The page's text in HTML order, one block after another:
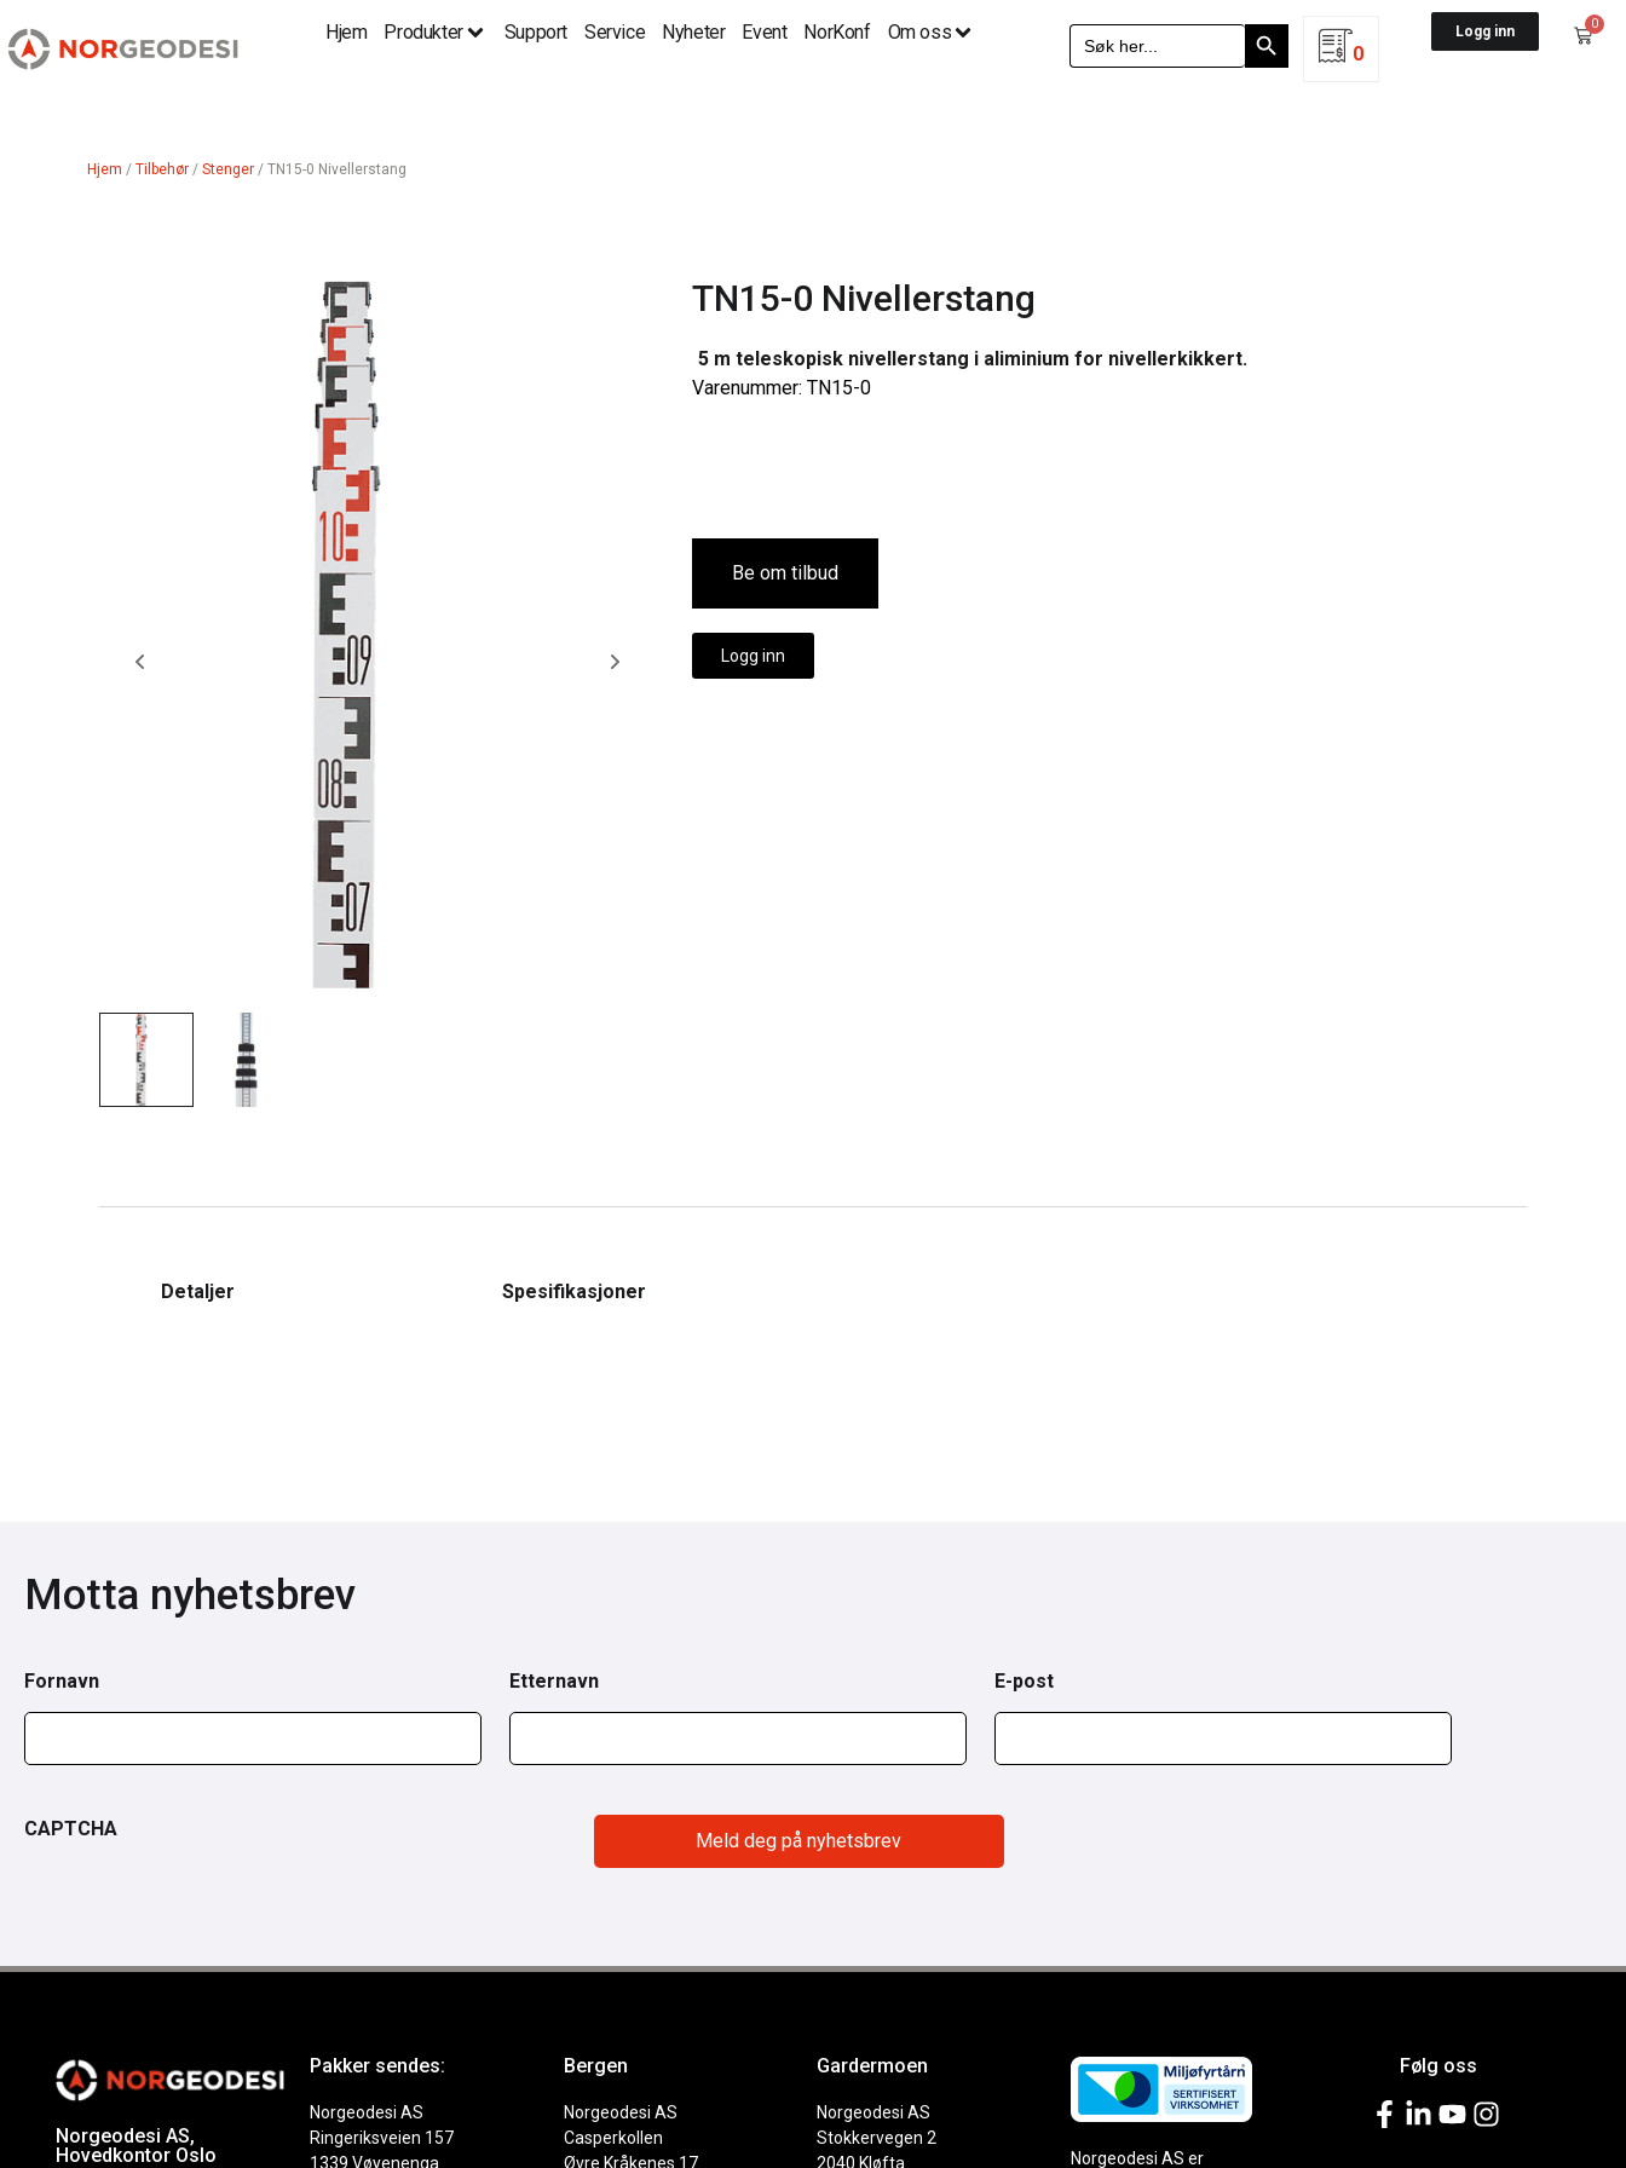
Hjem Produkter Support Service Nyheter Event NorKonf Om oss
Search
for:
Search Button
0
Logg inn 0
Hjem / Tilbehør / Stenger / TN15-0 Nivellerstang
TN15-0 Nivellerstang
5 m teleskopisk nivellerstang i aliminium for nivellerkikkert.
Varenummer: TN15-0
Be om tilbud
Logg inn
Detaljer Spesifikasjoner
Motta nyhetsbrev
Fornavn Etternavn E-post
CAPTCHA
Norgeodesi AS,
Hovedkontor Oslo
Pakker sendes:
Norgeodesi AS
Ringeriksveien 157
1339 Vøyenenga
Bergen
Norgeodesi AS
Casperkollen
Øvre Kråkenes 17
Gardermoen
Norgeodesi AS
Stokkervegen 2
2040 Kløfta
Norgeodesi AS er
Følg oss